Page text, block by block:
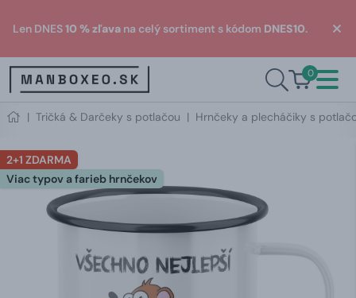
Len DNES10 % zľava na celý sortiment s kódom DNES10.
0
| Tričká & Darčeky s potlačou | Hrnčeky a plecháčiky s
2+1 ZDARMA
Viac typov a farieb hrnčekov